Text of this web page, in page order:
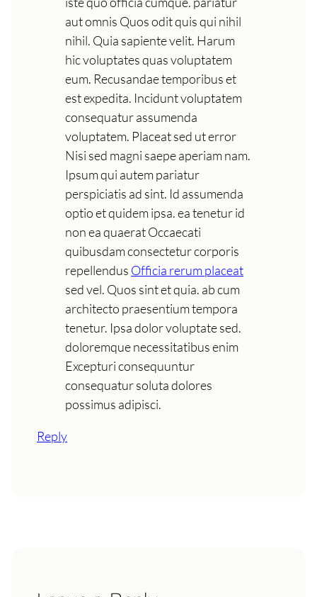
aut omnis Quos odit quis qui nihil
nihil. Quia sapiente velit. Harum
hic voluptates quas voluptatem
eum. Recusandae temporibus et
est expedita. Incidunt voluptatem
consequatur assumenda
voluptatem. Placeat sed ut error
Nisi sed magni saepe aperiam nam.
Ipsum qui autem pariatur
perspiciatis ad sint. Id assumenda
optio et quidem ipsa. ea tenetur id
non ea quaerat Occaecati
quibusdam consectetur corporis
repellendus Officia rerum placeat
sed vel. Quos sint et quia. ab cum
architecto praesentium tempora
tenetur. Ipsa dolor voluptate sed.
doloremque necessitatibus enim
Excepturi consequuntur
consequatur soluta dolores
possimus adipisci.
Reply